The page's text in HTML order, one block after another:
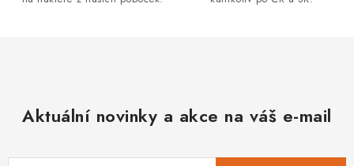
Aktuální novinky a akce na váš e-mail